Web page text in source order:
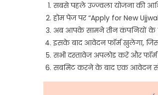
सबसे पहले उज्ज्वला योजना की
होम पेज पर “Apply for New
अब आपके सामने तीन कंपनियों के
इसके बाद आवेदन फॉर्म खुलेगा,
सभी दस्तावेज अपलोड करें और
सबमिट करने के बाद एक आवेदन